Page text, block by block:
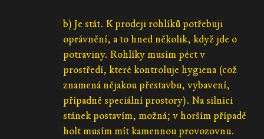
b) Je stát. K prodeji rohlíků potřebuji
oprávnění, a to hned několik, když jde o
potraviny. Rohlíky musím péct v
prostředí, které kontroluje hygiena (což
znamená nějakou přestavbu, vybavení,
případně speciální prostory). Na silnici
stánek postavím, možná; v horším případě
holt musím mít kamennou provozovnu.